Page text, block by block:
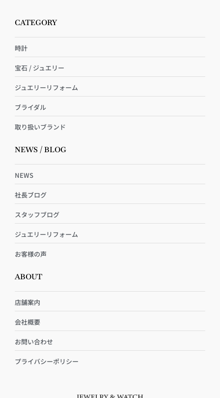
CATEGORY
時計
宝石 / ジュエリー
ジュエリーリフォーム
ブライダル
取り扱いブランド
NEWS / BLOG
NEWS
社長ブログ
スタッフブログ
ジュエリーリフォーム
お客様の声
ABOUT
店舗案内
会社概要
お問い合わせ
プライバシーポリシー